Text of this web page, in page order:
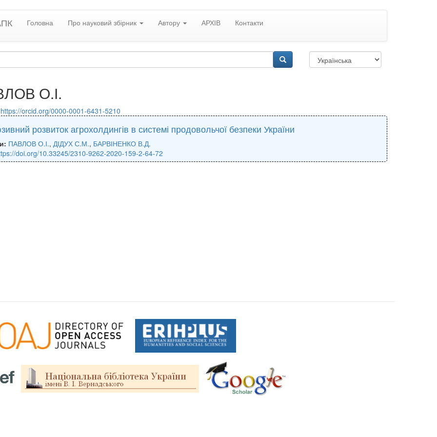
Головна Про науковий збірник Автору АРХІВ Контакти
О.І.
https://orcid.org/0000-0001-6431-5210
розвиток агрохолдингів в системі продовольчої безпеки України
ПАВЛОВ О.І., ДІДУХ С.М., БАРВІНЕНКО В.Д.
doi.org/10.33245/2310-9262-2020-159-2-64-72